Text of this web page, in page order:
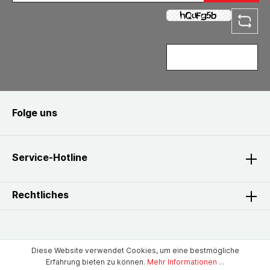
Service-Hotline
Folge uns
Rechtliches
Diese Website verwendet Cookies, um eine bestmögliche
Erfahrung bieten zu können. Mehr Informationen ...